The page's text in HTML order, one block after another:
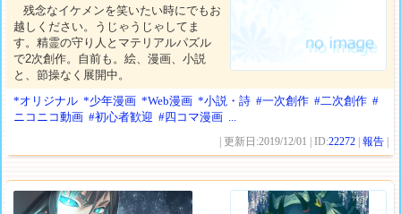
残念なイケメンを笑いたい時にでもお
越しください。うじゃうじゃしてま
す。精霊の守り人とマテリアルパズル
で2次創作。自前も。絵、漫画、小説
と、節操なく展開中。
*オリジナル *少年漫画 *Web漫画 *小説・詩 #一次創作 #二次創作 #
ニコニコ動画 #初心者歓迎 #四コマ漫画 ...
| 更新日:2019/12/01 | ID:22272 |報告